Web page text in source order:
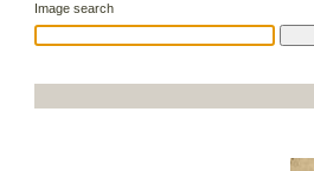
Image search